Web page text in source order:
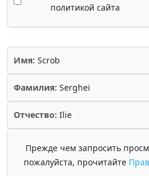
политикой сайта
Имя: Scrob
Фамилия: Serghei
Отчество: Ilie
Прежде чем запросить
пожалуйста, прочитайте